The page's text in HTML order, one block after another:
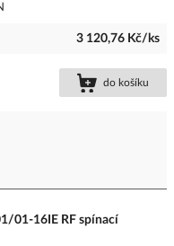
3 120,76 Kč/ks
do košíku
01-16IE RF spínací